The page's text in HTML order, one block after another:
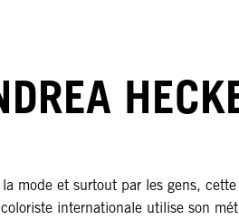
mode et surtout par les gens,
internationale utilise son